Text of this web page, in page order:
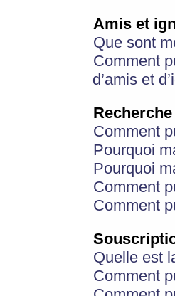
Amis et
Que sont
Comment
d’amis et
Comment
Pourquoi
Pourquoi
Comment
Comment
Quelle est
Comment